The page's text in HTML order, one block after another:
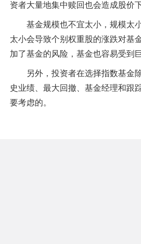
资者大量地集中赎回也会造成股价
基金规模也不宜太小，规模太
太小会导致个别权重股的涨跌对基
加了基金的风险，基金也容易受到
另外，投资者在选择指数基金
史业绩、最大回撤、基金经理和跟
要考虑的。